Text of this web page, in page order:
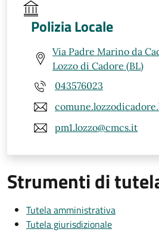
Polizia Locale
Via Padre Marino da
Lozzo di Cadore (BL)
043576023
pm1.lozzo@cmcs.it
Strumenti di
Tutela amministrativa
Tutela giurisdizionale